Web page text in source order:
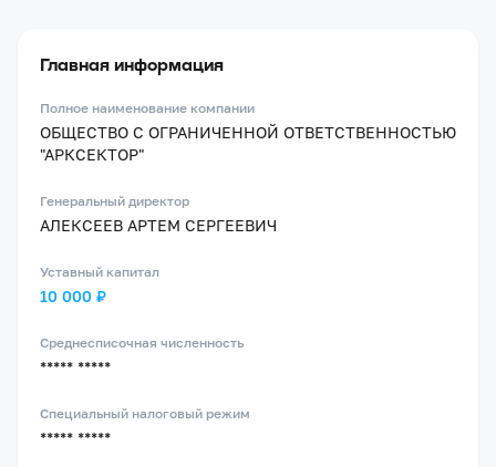
Главная информация
Полное наименование компании
ОБЩЕСТВО С ОГРАНИЧЕННОЙ ОТВЕТСТВЕННОСТЬЮ
"АРКСЕКТОР"
Генеральный директор
АЛЕКСЕЕВ АРТЕМ СЕРГЕЕВИЧ
Уставный капитал
10 000 ₽
Среднесписочная численность
***** *****
Специальный налоговый режим
***** *****